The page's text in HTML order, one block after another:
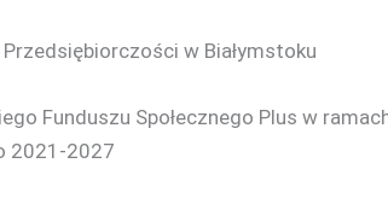
w Białymstoku
Funduszu Społecznego Plus w
2021-2027